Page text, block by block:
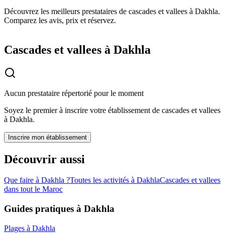
Découvrez les meilleurs prestataires de cascades et vallees à Dakhla.
Comparez les avis, prix et réservez.
Cascades et vallees à Dakhla
Aucun prestataire répertorié pour le moment
Soyez le premier à inscrire votre établissement de cascades et vallees
à Dakhla.
Inscrire mon établissement
Découvrir aussi
Que faire à Dakhla ?Toutes les activités à DakhlaCascades et vallees
dans tout le Maroc
Guides pratiques à Dakhla
Plages à Dakhla